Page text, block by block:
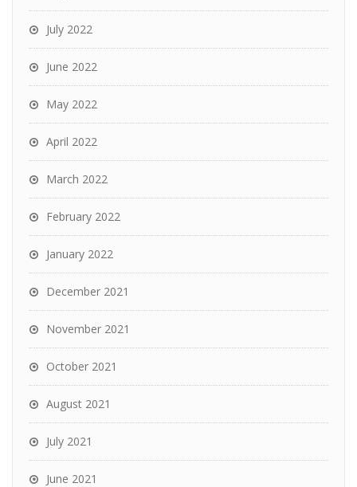
July 2022
June 2022
May 2022
April 2022
March 2022
February 2022
January 2022
December 2021
November 2021
October 2021
August 2021
July 2021
June 2021